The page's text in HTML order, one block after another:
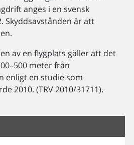
anges i en svensk
Skyddsavstånden är att
av en flygplats gäller att det
meter från
enligt en studie som
2010. (TRV 2010/31711).